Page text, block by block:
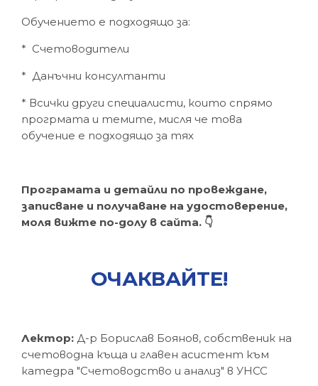
Обучението е подходящо за:
* Счетоводители
* Данъчни консултанти
* Всички други специалисти, които спрямо
прогрмата и темите, мисля че това
обучение е подходящо за тях
Програмата и детайли по провеждане,
записване и получаване на удостоверение,
моля вижте по-долу в сайта. 👇
ОЧАКВАЙТЕ!
Лектор: Д-р Борислав Боянов, собственик на
счетоводна къща и главен асистент към
катедра "Счетоводство и анализ" в УНСС